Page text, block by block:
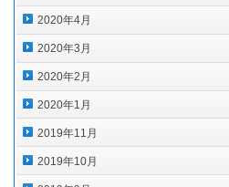
2020年4月
2020年3月
2020年2月
2020年1月
2019年11月
2019年10月